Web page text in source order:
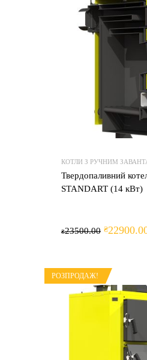
КОТЛИ З РУЧНИМ
Твердопаливний
STANDART (14 кВт)
₴23500.00 ₴
РОЗПРОДАЖ!